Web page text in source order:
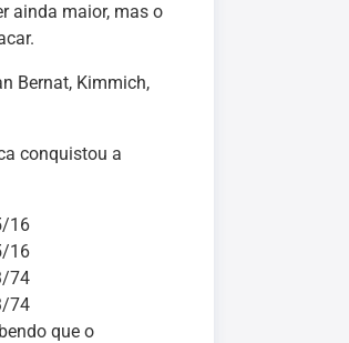
ainda maior, mas o
Bernat, Kimmich,
conquistou a
16
16
74
74
que o